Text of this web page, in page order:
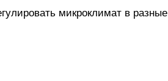
микроклимат в разные